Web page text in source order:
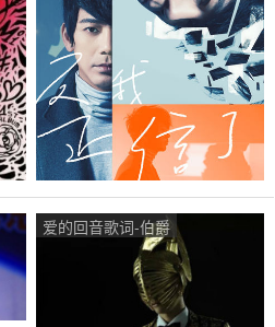
爱的回音歌词-伯爵